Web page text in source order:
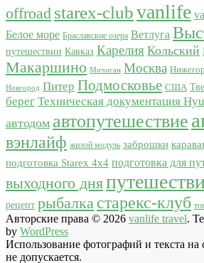
offroad starex-clubvanlife
Белое море Браславские озера Ветлуга
путешествии Кавказ Карелия Кольский
Макаршино Мичиган Москва
Новгород Питер Подмосковье США
берег Техническая документация
автодом автопутешествие
вэнлайф жилой модуль заброшки
подготовка Starex 4x4 подготовка для
выходного дня
рецепт рыбалка старекс-клуб
Авторские права © 2026 vanlife travel.
by WordPress
Использование фотографий и текста на
не допускается.